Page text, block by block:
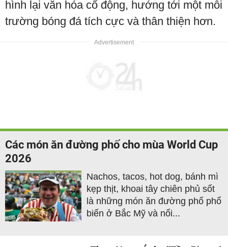
hình lại văn hóa cổ động, hướng tới một môi
trường bóng đá tích cực và thân thiện hơn.
Các món ăn đường phố cho mùa World Cup
2026
Nachos, tacos, hot dog, bánh mì
kẹp thịt, khoai tây chiên phủ sốt
là những món ăn đường phố phổ
biến ở Bắc Mỹ và nổi...